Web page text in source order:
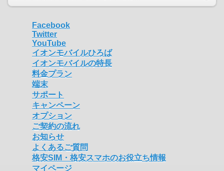
Facebook
Twitter
YouTube
イオンモバイルひろば
イオンモバイルの特長
料金プラン
端末
サポート
キャンペーン
オプション
ご契約の流れ
お知らせ
よくあるご質問
格安SIM・格安スマホのお役立ち情報
マイページ